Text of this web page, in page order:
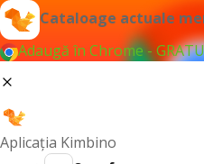
Cataloage actuale
Adaugă în Chrome -
Aplicația Kimbino